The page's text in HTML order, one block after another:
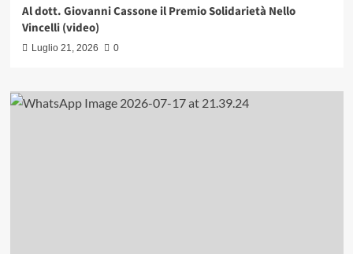
Al dott. Giovanni Cassone il Premio Solidarietà Nello
Vincelli (video)
Luglio 21, 2026 0